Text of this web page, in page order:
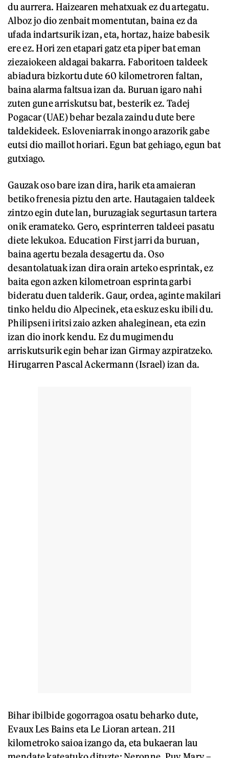
du aurrera. Haizearen mehatxuak ez du artegatu.
Alboz jo dio zenbait momentutan, baina ez da
ufada indartsurik izan, eta, hortaz, haize babesik
ere ez. Hori zen etapari gatz eta piper bat eman
ziezaiokeen aldagai bakarra. Faboritoen taldeek
abiadura bizkortu dute 60 kilometroren faltan,
baina alarma faltsua izan da. Buruan igaro nahi
zuten gune arriskutsu bat, besterik ez. Tadej
Pogacar (UAE) behar bezala zaindu dute bere
taldekideek. Esloveniarrak inongo arazorik gabe
eutsi dio maillot horiari. Egun bat gehiago, egun bat
gutxiago.
Gauzak oso bare izan dira, harik eta amaieran
betiko frenesia piztu den arte. Hautagaien taldeek
zintzo egin dute lan, buruzagiak segurtasun tartera
onik eramateko. Gero, esprinterren taldeei pasatu
diete lekukoa. Education First jarri da buruan,
baina agertu bezala desagertu da. Oso
desantolatuak izan dira orain arteko esprintak, ez
baita egon azken kilometroan esprinta garbi
bideratu duen talderik. Gaur, ordea, aginte makilari
tinko heldu dio Alpecinek, eta eskuz esku ibili du.
Philipseni iritsi zaio azken ahaleginean, eta ezin
izan dio inork kendu. Ez du mugimendu
arriskutsurik egin behar izan Girmay azpiratzeko.
Hirugarren Pascal Ackermann (Israel) izan da.
Bihar ibilbide gogorragoa osatu beharko dute,
Evaux Les Bains eta Le Lioran artean. 211
kilometroko saioa izango da, eta bukaeran lau